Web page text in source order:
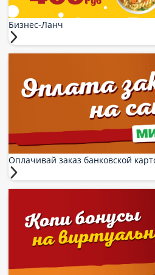
Бизнес-Ланч
Оплачивай заказ банковской